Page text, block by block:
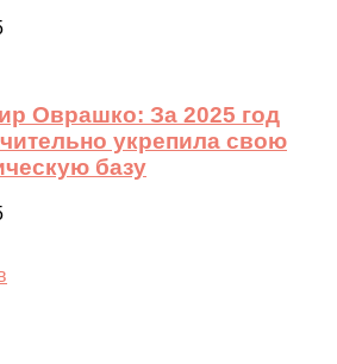
Оврашко: За 2025 год
укрепила свою
базу